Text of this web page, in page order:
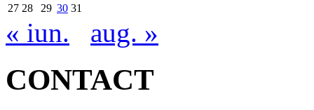
27 28 29 30 31
« iun. aug. »
CONTACT